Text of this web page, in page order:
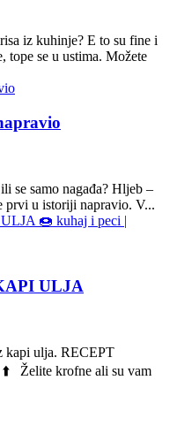
iz kuhinje? E to su fine i
tope se u ustima. Možete
se samo nagađa? Hljeb –
prvi u istoriji napravio. V...
ULJA
kapi ulja. RECEPT
Želite krofne ali su vam